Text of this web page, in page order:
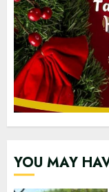
YOU MAY